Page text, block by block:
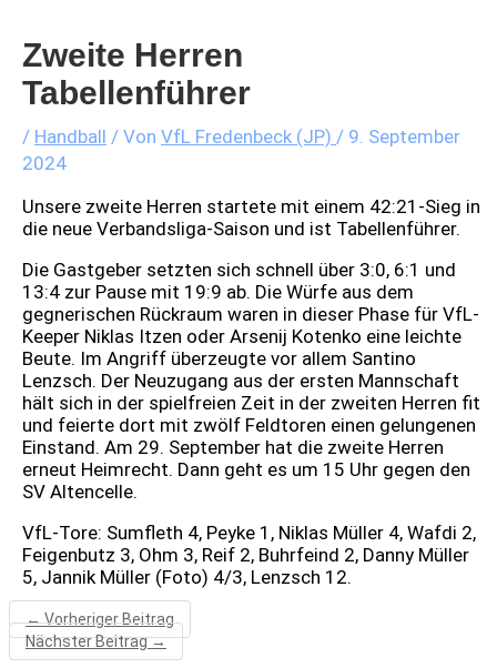
Zweite Herren
Tabellenführer
/ Handball / Von VfL Fredenbeck (JP) / 9. September
2024
Unsere zweite Herren startete mit einem 42:21-Sieg in
die neue Verbandsliga-Saison und ist Tabellenführer.
Die Gastgeber setzten sich schnell über 3:0, 6:1 und
13:4 zur Pause mit 19:9 ab. Die Würfe aus dem
gegnerischen Rückraum waren in dieser Phase für VfL-
Keeper Niklas Itzen oder Arsenij Kotenko eine leichte
Beute. Im Angriff überzeugte vor allem Santino
Lenzsch. Der Neuzugang aus der ersten Mannschaft
hält sich in der spielfreien Zeit in der zweiten Herren fit
und feierte dort mit zwölf Feldtoren einen gelungenen
Einstand. Am 29. September hat die zweite Herren
erneut Heimrecht. Dann geht es um 15 Uhr gegen den
SV Altencelle.
VfL-Tore: Sumfleth 4, Peyke 1, Niklas Müller 4, Wafdi 2,
Feigenbutz 3, Ohm 3, Reif 2, Buhrfeind 2, Danny Müller
5, Jannik Müller (Foto) 4/3, Lenzsch 12.
←Vorheriger Beitrag
Nächster Beitrag→